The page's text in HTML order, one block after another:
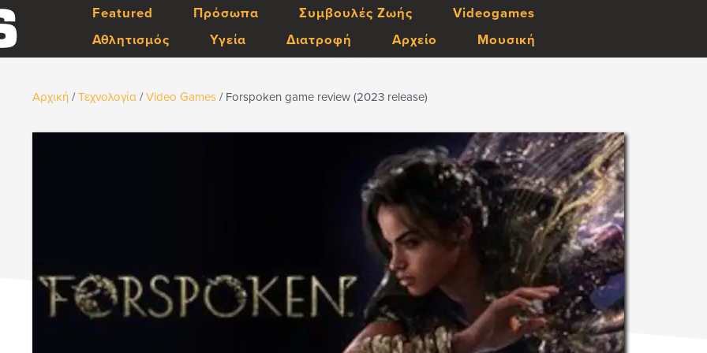
Featured Πρόσωπα Συμβουλές Ζωής
Videogames
Αθλητισμός
Υγεία Διατροφή Αρχείο Μουσική
Αρχική / Τεχνολογία / Video Games /Forspoken game review (2023 release)